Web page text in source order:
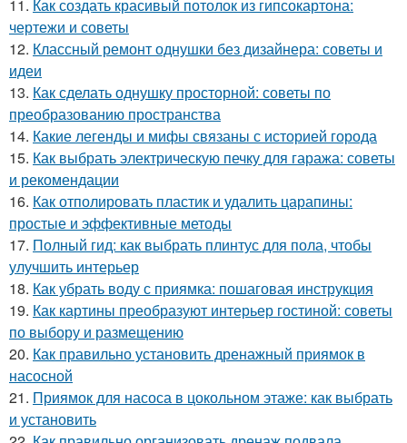
11. Как создать красивый потолок из гипсокартона:
чертежи и советы
12. Классный ремонт однушки без дизайнера: советы и
идеи
13. Как сделать однушку просторной: советы по
преобразованию пространства
14. Какие легенды и мифы связаны с историей города
15. Как выбрать электрическую печку для гаража: советы
и рекомендации
16. Как отполировать пластик и удалить царапины:
простые и эффективные методы
17. Полный гид: как выбрать плинтус для пола, чтобы
улучшить интерьер
18. Как убрать воду с приямка: пошаговая инструкция
19. Как картины преобразуют интерьер гостиной: советы
по выбору и размещению
20. Как правильно установить дренажный приямок в
насосной
21. Приямок для насоса в цокольном этаже: как выбрать
и установить